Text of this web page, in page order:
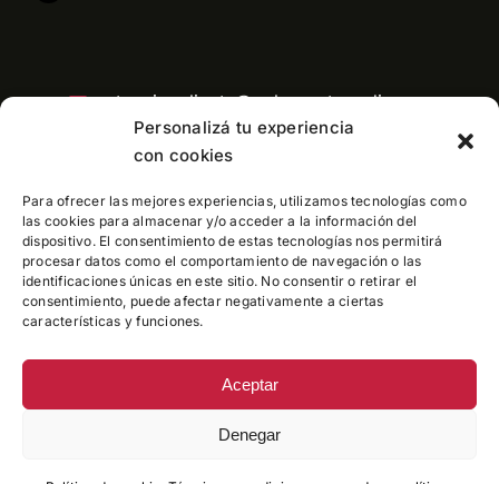
Personalizá tu experiencia
con cookies
Para ofrecer las mejores experiencias, utilizamos tecnologías como
las cookies para almacenar y/o acceder a la información del
dispositivo. El consentimiento de estas tecnologías nos permitirá
procesar datos como el comportamiento de navegación o las
identificaciones únicas en este sitio. No consentir o retirar el
consentimiento, puede afectar negativamente a ciertas
características y funciones.
Aceptar
Denegar
atencioncliente@pelaezortopedia.com
Central telefonica: 11 3991-6760
© Centro Ortopédico Peláez